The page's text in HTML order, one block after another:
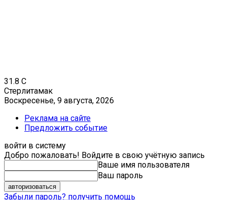
31.8 C
Стерлитамак
Воскресенье, 9 августа, 2026
Реклама на сайте
Предложить событие
войти в систему
Добро пожаловать! Войдите в свою учётную запись
Ваше имя пользователя
Ваш пароль
Забыли пароль? получить помощь